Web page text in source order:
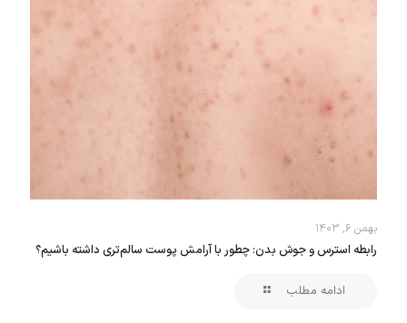
بهمن ۶, ۱۴۰۳
رابطه استرس و جوش بدن: چطور با آرامش پوست سالم‌تری داشته باشیم؟
ادامه مطلب